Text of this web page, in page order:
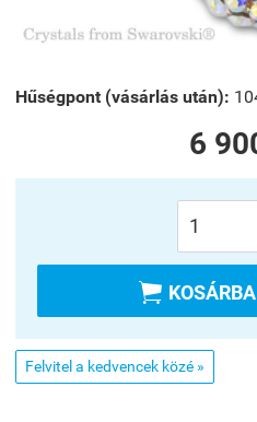
Hűségpont (vásárlás után):
6

Felvitel a kedvencek közé »